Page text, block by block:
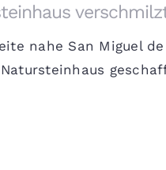
nahe San Miguel